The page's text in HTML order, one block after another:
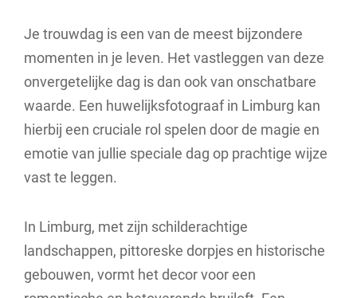
Je trouwdag is een van de meest bijzondere
momenten in je leven. Het vastleggen van deze
onvergetelijke dag is dan ook van onschatbare
waarde. Een huwelijksfotograaf in Limburg kan
hierbij een cruciale rol spelen door de magie en
emotie van jullie speciale dag op prachtige wijze
vast te leggen.
In Limburg, met zijn schilderachtige
landschappen, pittoreske dorpjes en historische
gebouwen, vormt het decor voor een